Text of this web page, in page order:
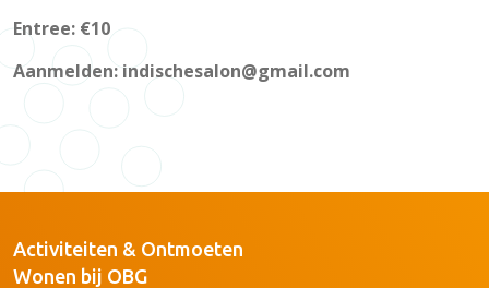
Entree: €10
Aanmelden: indischesalon@gmail.com
Activiteiten & Ontmoeten
Wonen bij OBG